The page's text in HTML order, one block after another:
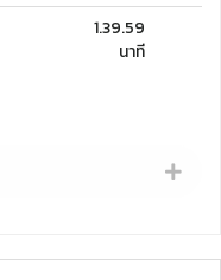
1.39.59
นาที